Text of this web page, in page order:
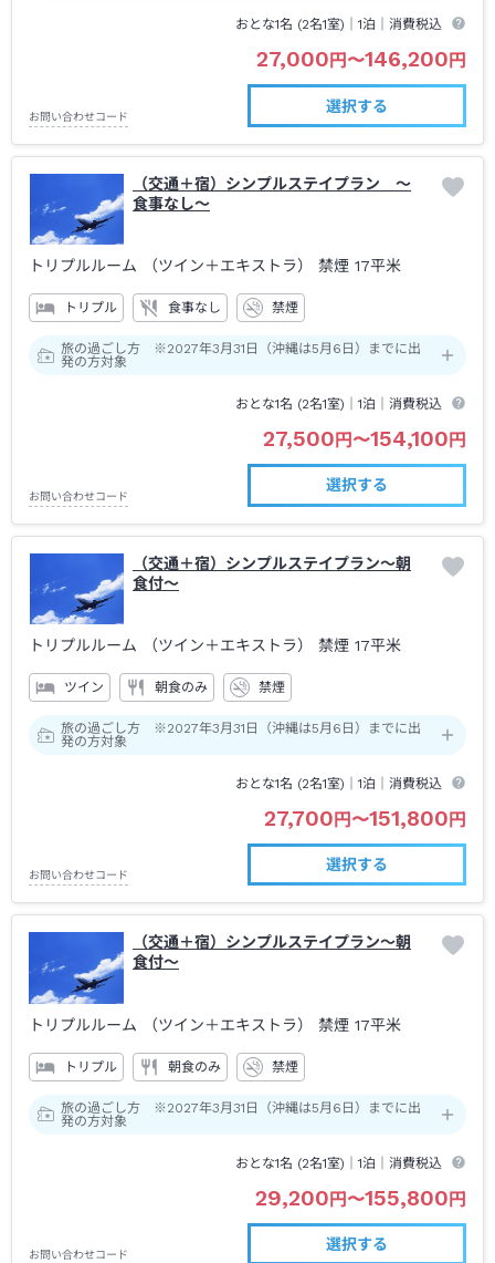
おとな1名 (2名1室)｜1泊 ｜消費税込
27,000 円 〜146,200 円
お問い合わせコード
選択する
（交通＋宿）シンプルステイプラン ～
食事なし～
トリプルルーム （ツイン＋エキストラ） 禁煙 17平米
トリプル 食事なし 禁煙
旅の過ごし方 ※2027年3月31日（沖縄は5月6日）までに出
発の方対象
おとな1名 (2名1室)｜1泊 ｜消費税込
27,500 円 〜154,100 円
お問い合わせコード
選択する
（交通＋宿）シンプルステイプラン～朝
食付～
トリプルルーム （ツイン＋エキストラ） 禁煙 17平米
ツイン 朝食のみ 禁煙
旅の過ごし方 ※2027年3月31日（沖縄は5月6日）までに出
発の方対象
おとな1名 (2名1室)｜1泊 ｜消費税込
27,700円〜151,800円
お問い合わせコード
選択する
（交通＋宿）シンプルステイプラン～朝
食付～
トリプルルーム （ツイン＋エキストラ） 禁煙 17平米
トリプル 朝食のみ 禁煙
旅の過ごし方 ※2027年3月31日（沖縄は5月6日）までに出
発の方対象
おとな1名 (2名1室)｜1泊 ｜消費税込
29,200円〜155,800円
お問い合わせコード
選択する